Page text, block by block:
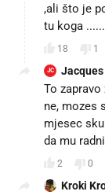
,ali što je
tu koga
18 1
JC
To
ne, mozes
mjesec
da mu
2 0
Kroki